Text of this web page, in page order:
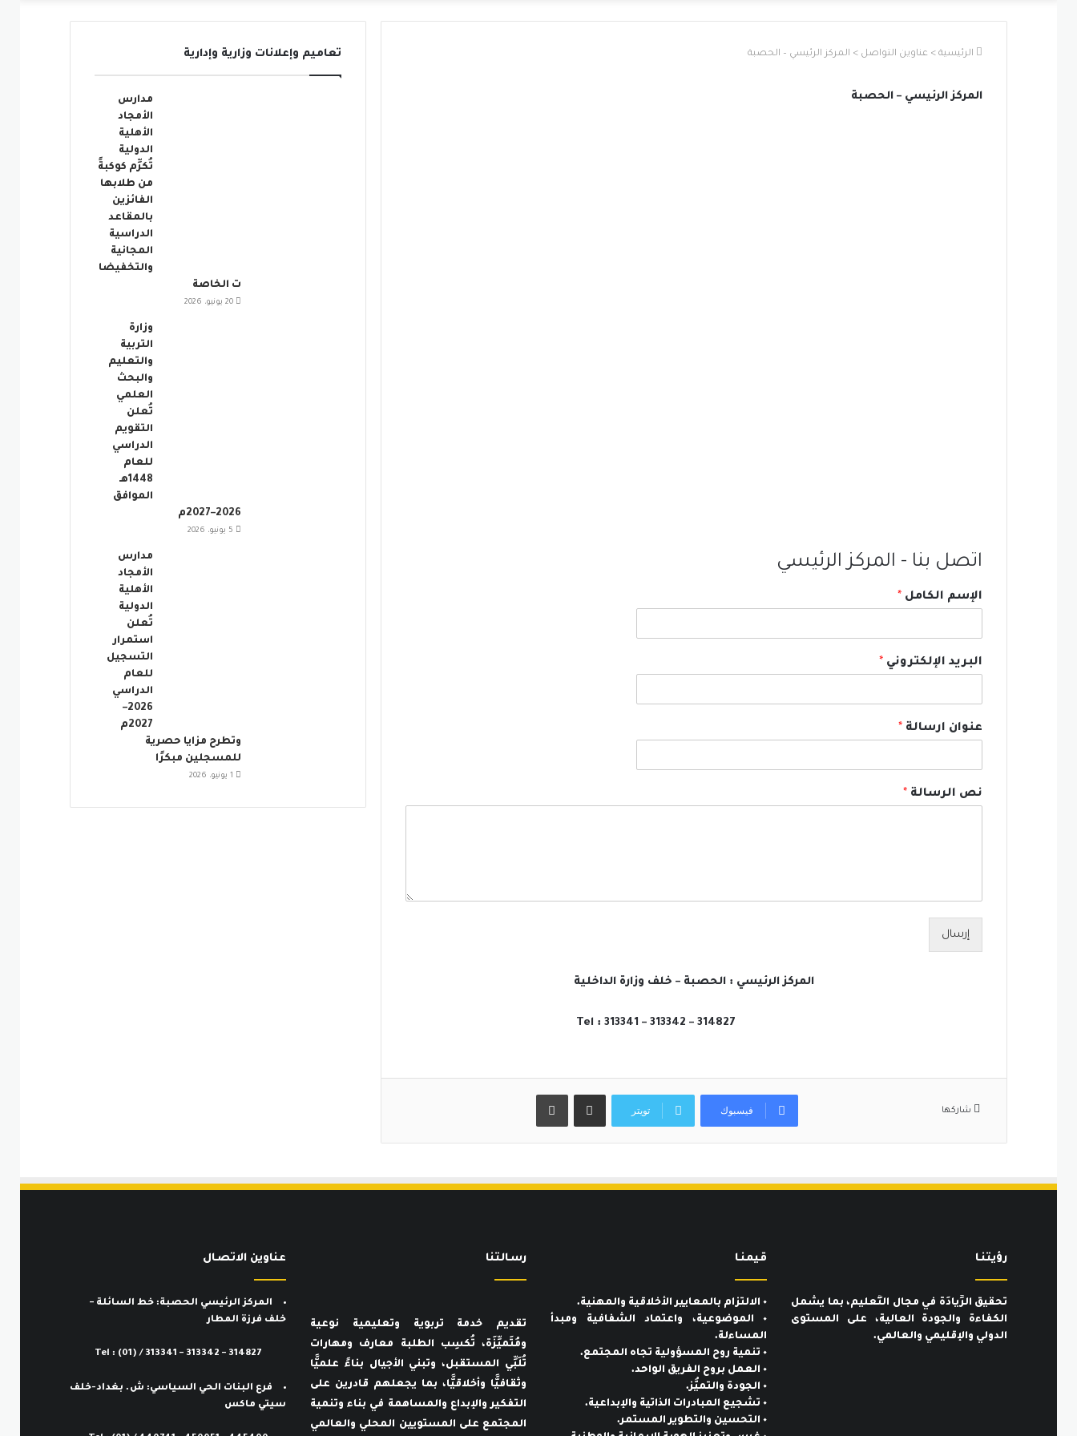
الرئيسية > عناوين التواصل > المركز الرئيسي – الحصبة
المركز الرئيسي – الحصبة
اتصل بنا - المركز الرئيسي
الإسم الكامل *
البريد الإلكتروني *
عنوان ارسالة *
نص الرسالة *
إرسال
المركز الرئيسي : الحصبة – خلف وزارة الداخلية
شاركها فيسبوك تويتر
مشاركة عبر البريد طباعة
تعاميم وإعلانات وزارية وإدارية
مدارس
الأمجاد
الأهلية
الدولية
تُكرِّم كوكبةً
من طلابها
الفائزين
بالمقاعد
الدراسية
المجانية
والتخفيضا
ت الخاصة
20 يونيو، 2026
وزارة
التربية
والتعليم
والبحث
العلمي
تُعلن
التقويم
الدراسي
للعام
1448هـ
الموافق
2026–2027م
5 يونيو، 2026
مدارس
الأمجاد
الأهلية
الدولية
تُعلن
استمرار
التسجيل
للعام
الدراسي
2026–
2027م
وتطرح مزايا حصرية
للمسجلين مبكرًا
1 يونيو، 2026
رؤيتنـا
تحقيق الرِّيادَة في مجال التَّعليم، بما يشمل
الكفاءة والجودة العالية، على المستوى
الدولي والإقليمي والعالمي.
قيمنـا
٠ الالتزام بالمعايير الأخلاقية والمهنية.
٠ الموضوعية، واعتماد الشفافية ومبدأ
المساءلة.
٠ تنمية روح المسؤولية تجاه المجتمع.
٠ العمل بروح الفريق الواحد.
٠ الجودة والتميُّز.
٠ تشجيع المبادرات الذاتية والإبداعية.
٠ التحسين والتطوير المستمر.
رسـالتنا
تقديم خدمة تربوية وتعليمية نوعية
ومُتَميِّزَة، تُكسِب الطلبة معارف ومهارات
تُلَبِّي المستقبل، وتبني الأجيال بناءً علميًّا
وثقافيًّا وأخلاقيًّا، بما يجعلهم قادرين على
التفكير والإبداع والمساهمة في بناء وتنمية
المجتمع على المستويين المحلي والعالمي
عناوين الاتصـال
المركز الرئيسي الحصبة: خط السائلة –
خلف فرزة المطار
Tel : (01) / 313341 – 313342 – 314827
فرع البنات الحي السياسي: ش. بغداد-خلف
سيتي ماكس